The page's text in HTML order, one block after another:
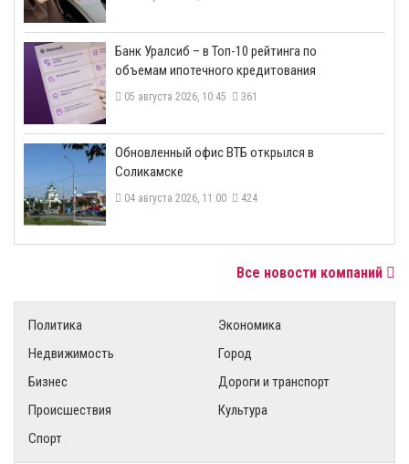
​Банк Уралсиб – в Топ-10 рейтинга по
объемам ипотечного кредитования
05 августа 2026, 10:45 361
​Обновленный офис ВТБ открылся в
Соликамске
04 августа 2026, 11:00 424
Все новости компаний
Политика
Экономика
Недвижимость
Город
Бизнес
Дороги и транспорт
Происшествия
Культура
Спорт